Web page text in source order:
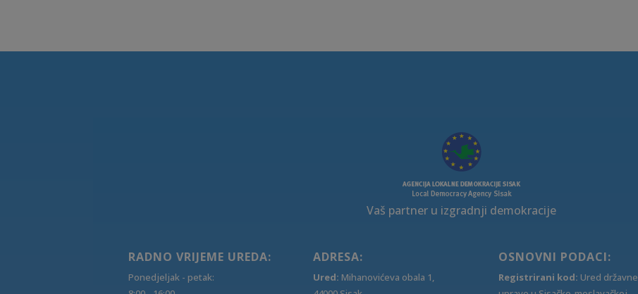
Vaš partner u izgradnji demokracije
RADNO VRIJEME UREDA:
Ponedjeljak - petak:
ADRESA:
Ured: Mihanovićeva obala 1,
OSNOVNI PODACI:
Registrirani kod: Ured državne